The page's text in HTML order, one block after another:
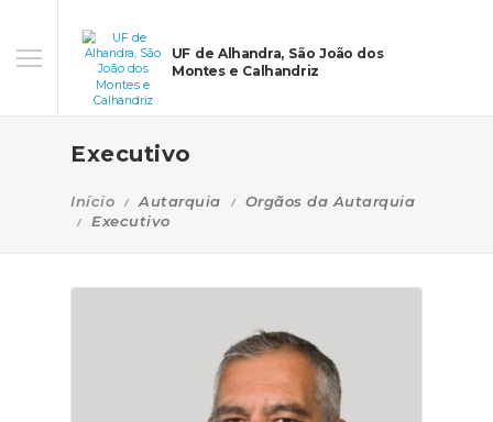
UF de Alhandra, São João dos
Montes e Calhandriz
Executivo
Início Autarquia
Orgãos da Autarquia
Executivo